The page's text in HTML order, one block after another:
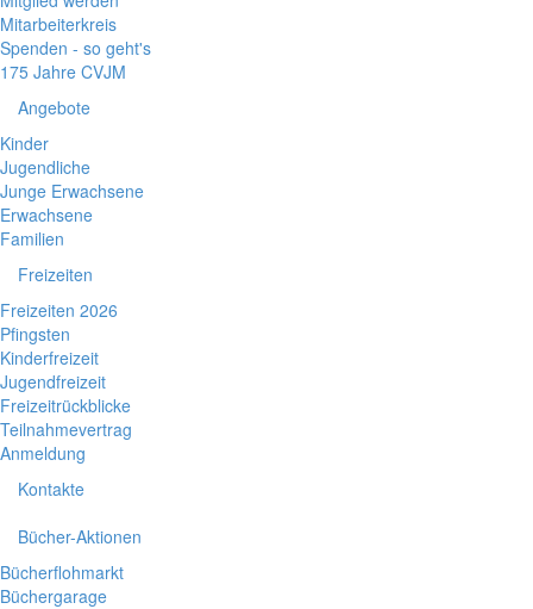
Mitarbeiterkreis
Spenden - so geht's
175 Jahre CVJM
Angebote
Kinder
Jugendliche
Junge Erwachsene
Erwachsene
Familien
Freizeiten
Freizeiten 2026
Pfingsten
Kinderfreizeit
Jugendfreizeit
Freizeitrückblicke
Teilnahmevertrag
Anmeldung
Kontakte
Bücher-Aktionen
Bücherflohmarkt
Büchergarage